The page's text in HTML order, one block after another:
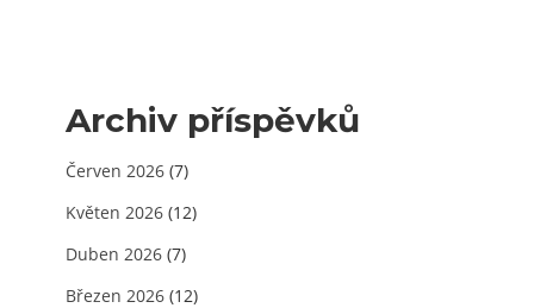
Archiv příspěvků
Červen 2026 (7)
Květen 2026 (12)
Duben 2026 (7)
Březen 2026 (12)